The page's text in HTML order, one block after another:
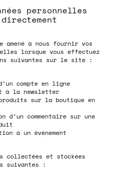
personnelles
amené à nous fournir vos
lorsque vous effectuez
suivantes sur le site :
compte en ligne
à la newsletter
sur la boutique en
d’un commentaire sur une
à un évènement
collectées et stockées
suivantes :